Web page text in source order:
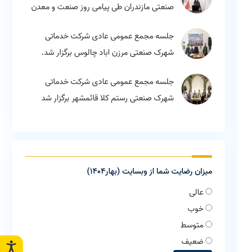
صنعتی مازندران طی پیامی روز صنعت و معدن
جلسه مجمع عمومی عادی شرکت خدماتی
شهرک صنعتی مرزن اباد چالوس برگزار شد.
جلسه مجمع عمومی عادی شرکت خدماتی
شهرک صنعتی رستم کلا قائمشهر برگزار شد
میزان رضایت شما از وبسایت (بهار1404)
عالی
خوب
متوسط
ضعیف